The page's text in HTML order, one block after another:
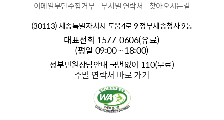
이메일무단수집거부 부서별 연락처
찾아오시는길
(30113) 세종특별자치시 도움4로 9 정부세종청사 9동
대표전화 1577-0606(유료)
(평일 09:00 ~ 18:00)
정부민원상담안내 국번없이 110(무료)
주말 연락처 바로 가기